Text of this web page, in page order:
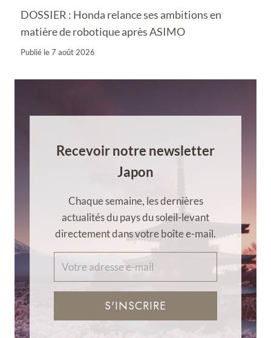
DOSSIER : Honda relance ses ambitions en
matière de robotique après ASIMO
Publié le7 août 2026
Recevoir notre newsletter
Japon
Chaque semaine, les dernières
actualités du pays du soleil-levant
directement dans votre boîte e-mail.
S'INSCRIRE